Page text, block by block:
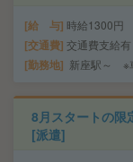
給 与 時給1300円
交通費 交通費支給有
勤務地 新座駅～ ※
8月スタートの限
[派遣]